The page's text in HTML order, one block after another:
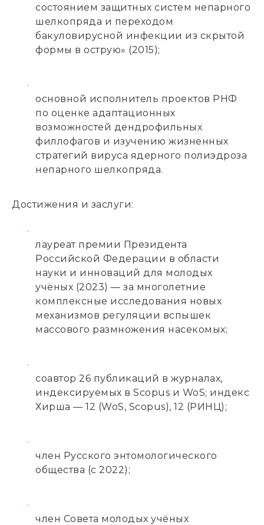
состоянием защитных систем непарного
шелкопряда и переходом
бакуловирусной инфекции из скрытой
формы в острую» (2015);
основной исполнитель проектов РНФ
по оценке адаптационных
возможностей дендрофильных
филлофагов и изучению жизненных
стратегий вируса ядерного полиэдроза
непарного шелкопряда.
Достижения и заслуги:
лауреат премии Президента
Российской Федерации в области
науки и инноваций для молодых
учёных (2023) — за многолетние
комплексные исследования новых
механизмов регуляции вспышек
массового размножения насекомых;
соавтор 26 публикаций в журналах,
индексируемых в Scopus и WoS; индекс
Хирша — 12 (WoS, Scopus), 12 (РИНЦ);
член Русского энтомологического
общества (с 2022);
член Совета молодых учёных